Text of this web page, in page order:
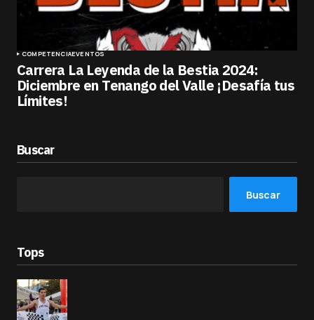
COMPETENCIAEVENTOS
Carrera La Leyenda de la Bestia 2024:
Diciembre en Tenango del Valle ¡Desafía tus
Límites!
Buscar
Buscar
Tops